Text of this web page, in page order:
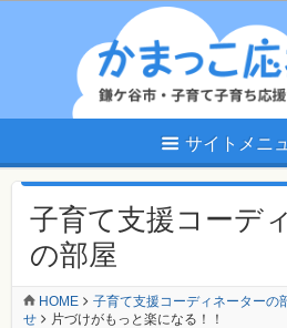
サイトメニ
子育て支援コーデ
の部屋
HOME 子育て支援コーディネーターの
せ
片づけがもっと楽になる！！